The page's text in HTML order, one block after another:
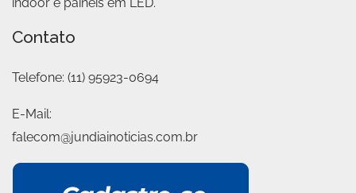
Contato
Telefone: (11) 95923-0694
E-Mail:
falecom@jundiainoticias.com.br